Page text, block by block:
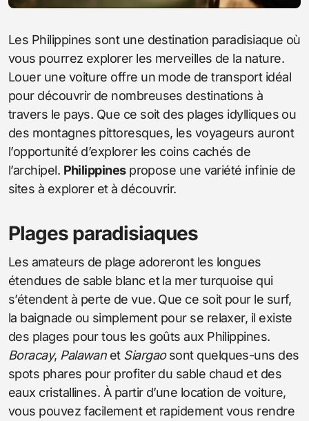
Les Philippines sont une destination paradisiaque où
vous pourrez explorer les merveilles de la nature.
Louer une voiture offre un mode de transport idéal
pour découvrir de nombreuses destinations à
travers le pays. Que ce soit des plages idylliques ou
des montagnes pittoresques, les voyageurs auront
l’opportunité d’explorer les coins cachés de
l’archipel. Philippinespropose une variété infinie de
sites à explorer et à découvrir.
Plages paradisiaques
Les amateurs de plage adoreront les longues
étendues de sable blanc et la mer turquoise qui
s’étendent à perte de vue. Que ce soit pour le surf,
la baignade ou simplement pour se relaxer, il existe
des plages pour tous les goûts aux Philippines.
Boracay, Palawanet Siargaosont quelques-uns des
spots phares pour profiter du sable chaud et des
eaux cristallines. À partir d’une location de voiture,
vous pouvez facilement et rapidement vous rendre